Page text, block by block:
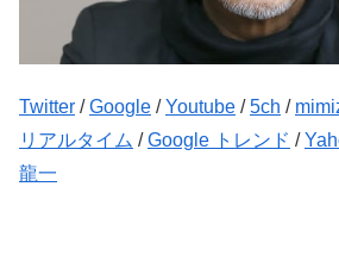
Twitter /Google /Youtube /5ch /
リアルタイム /Google トレンド /
龍一